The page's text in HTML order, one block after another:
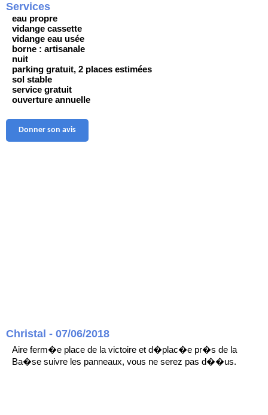
Services
eau propre
vidange cassette
vidange eau usée
borne : artisanale
nuit
parking gratuit, 2 places estimées
sol stable
service gratuit
ouverture annuelle
Donner son avis
Christal - 07/06/2018
Aire ferm�e place de la victoire et d�plac�e pr�s de la
Ba�se suivre les panneaux, vous ne serez pas d��us.